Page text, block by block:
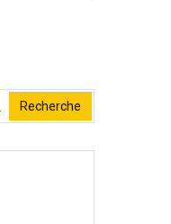
Recherche